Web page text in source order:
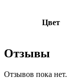
Цвет
Отзывы
Отзывов пока нет.